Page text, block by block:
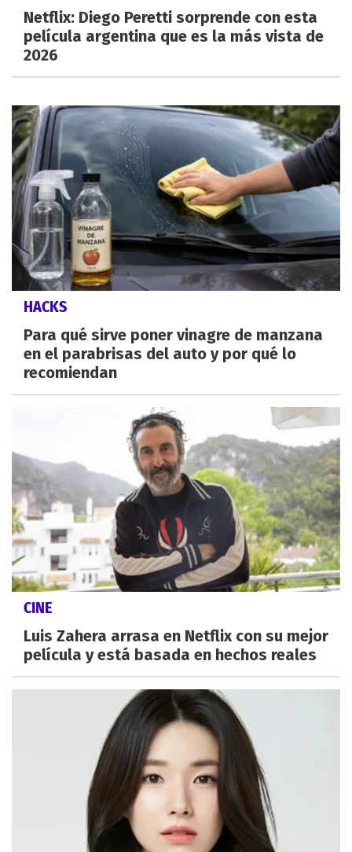
Netflix: Diego Peretti sorprende con esta
película argentina que es la más vista de
2026
HACKS
Para qué sirve poner vinagre de manzana
en el parabrisas del auto y por qué lo
recomiendan
CINE
Luis Zahera arrasa en Netflix con su mejor
película y está basada en hechos reales